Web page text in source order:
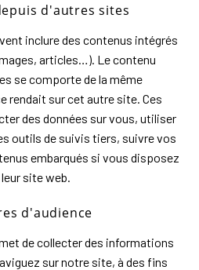
d'autres sites
inclure des contenus intégrés
articles…). Le contenu
se comporte de la même
rendait sur cet autre site. Ces
des données sur vous, utiliser
outils de suivis tiers, suivre vos
embarqués si vous disposez
site web.
d'audience
de collecter des informations
sur notre site, à des fins